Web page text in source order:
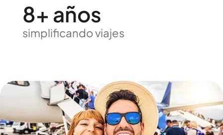
8+ años
simplificando viajes